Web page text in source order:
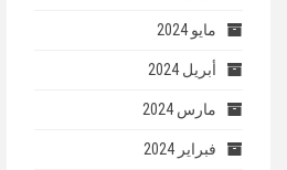
مايو 2024
أبريل 2024
مارس 2024
فبراير 2024